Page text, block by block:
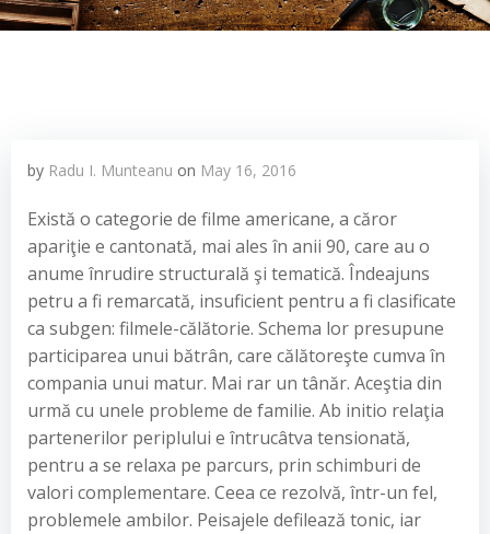
by Radu I. Munteanu on May 16, 2016
Există o categorie de filme americane, a căror
apariţie e cantonată, mai ales în anii 90, care au o
anume înrudire structurală şi tematică. Îndeajuns
petru a fi remarcată, insuficient pentru a fi clasificate
ca subgen: filmele-călătorie. Schema lor presupune
participarea unui bătrân, care călătoreşte cumva în
compania unui matur. Mai rar un tânăr. Aceştia din
urmă cu unele probleme de familie. Ab initio relaţia
partenerilor periplului e întrucâtva tensionată,
pentru a se relaxa pe parcurs, prin schimburi de
valori complementare. Ceea ce rezolvă, într-un fel,
problemele ambilor. Peisajele defilează tonic, iar